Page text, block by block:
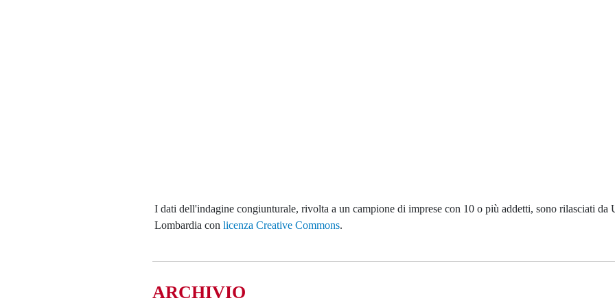
I dati dell'indagine congiunturale, rivolta a un campione di imprese con 10 o più addetti, sono rilasciati da
Lombardia con licenza Creative Commons.
ARCHIVIO